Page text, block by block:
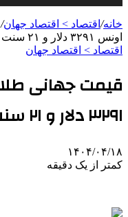
خانه/ اقتصاد > اقتصاد جهان/
اونس ۳۲۹۱ دلار و ۲۱ سنت
اقتصاد > اقتصاد جهان
۳۲۹۱ دلار و ۲۱ سنت
۱۴۰۴/۰۴/۱۸
کمتر از یک دقیقه